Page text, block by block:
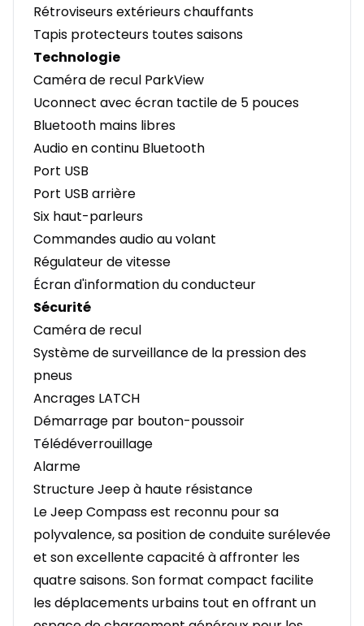
Rétroviseurs extérieurs chauffants
Tapis protecteurs toutes saisons
Technologie
Caméra de recul ParkView
Uconnect avec écran tactile de 5 pouces
Bluetooth mains libres
Audio en continu Bluetooth
Port USB
Port USB arrière
Six haut-parleurs
Commandes audio au volant
Régulateur de vitesse
Écran d'information du conducteur
Sécurité
Caméra de recul
Système de surveillance de la pression des
pneus
Ancrages LATCH
Démarrage par bouton-poussoir
Télédéverrouillage
Alarme
Structure Jeep à haute résistance
Le Jeep Compass est reconnu pour sa
polyvalence, sa position de conduite surélevée
et son excellente capacité à affronter les
quatre saisons. Son format compact facilite
les déplacements urbains tout en offrant un